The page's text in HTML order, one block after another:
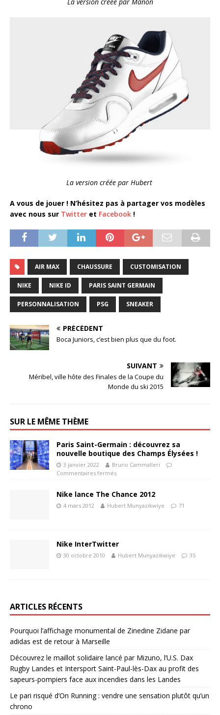
La version créée par Hubert
A vous de jouer ! N’hésitez pas à partager vos modèles
avec nous sur Twitter et Facebook !
AIR MAX CHAUSSURE CUSTOMISATION
NIKE NIKE ID PARIS SAINT GERMAIN
PERSONNALISATION PSG SNEAKER
PRÉCÉDENT
Boca Juniors, c’est bien plus que du foot.
SUIVANT
Méribel, ville hôte des Finales de la Coupe du
Monde du ski 2015
SUR LE MÊME THÈME
Paris Saint-Germain : découvrez sa
nouvelle boutique des Champs Élysées !
3 janvier 2022
Bruno Cammalleri
Commentaires fermés
Nike lance The Chance 2012
4 mars 2012 Hubert Munyazikwiye 71
Nike InterTwitter
30 octobre 2010 Hubert Munyazikwiye 35
ARTICLES RÉCENTS
Pourquoi l’affichage monumental de Zinedine Zidane par
adidas est de retour à Marseille
Découvrez le maillot solidaire lancé par Mizuno, l’U.S. Dax
Rugby Landes et Intersport Saint-Paul-lès-Dax au profit des
sapeurs-pompiers face aux incendies dans les Landes
Le pari risqué d’On Running : vendre une sensation plutôt qu’un
chrono